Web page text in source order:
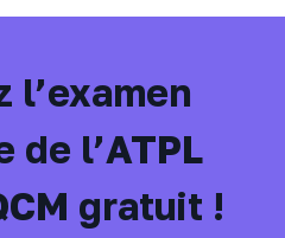
l’examen
de l’ATPL
gratuit !